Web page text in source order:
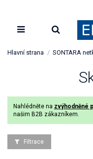
Hlavní strana SONTARA
Nahlédněte na zvýhodněné
našim B2B zákazníkem.
Filtrace